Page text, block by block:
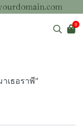
0
เธอราพี"